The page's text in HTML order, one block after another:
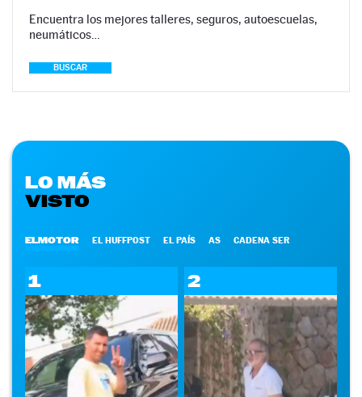
Encuentra los mejores talleres, seguros, autoescuelas,
neumáticos…
BUSCAR
LO MÁS
VISTO
ELMOTOR EL HUFFPOST EL PAÍS AS CADENA SER
1 2